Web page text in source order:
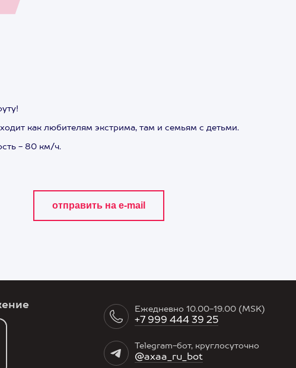
как любителям экстрима, там и семьям с детьми.
- 80 км/ч.
Ежедневно 10.00-19.00 (MSK)
+7 999 444 39 25
Telegram-бот, круглосуточно
@axaa_ru_bot